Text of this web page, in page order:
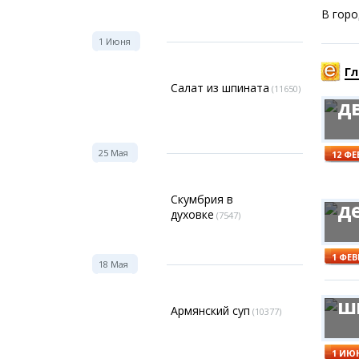
Видео
1 Июня
Салат из шпината (11650)
25 Мая
Скумбрия в
духовке (7547)
18 Мая
Армянский суп (10377)
В
12
1
1